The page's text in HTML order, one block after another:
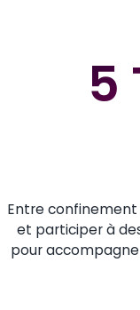
5
5
Entre
et participer à
pour